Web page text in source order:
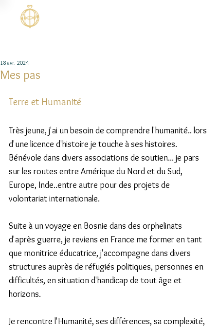
Mes pas
18 avr. 2024
Terre et Humanité
Très jeune, j'ai un besoin de comprendre l'humanité.. lors
d'une licence d'histoire je touche à ses histoires.
Bénévole dans divers associations de soutien... je pars
sur les routes entre Amérique du Nord et du Sud,
Europe, Inde..entre autre pour des projets de
volontariat internationale.
Suite à un voyage en Bosnie dans des orphelinats
d'après guerre, je reviens en France me former en tant
que monitrice éducatrice, j'accompagne dans divers
structures auprès de réfugiés politiques, personnes en
difficultés, en situation d'handicap de tout âge et
horizons.
Je rencontre l'Humanité, ses différences, sa complexité,